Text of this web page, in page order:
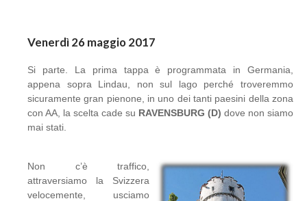
Venerdì 26 maggio 2017
Si parte. La prima tappa è programmata in Germania,
appena sopra Lindau, non sul lago perché troveremmo
sicuramente gran pienone, in uno dei tanti paesini della zona
con AA, la scelta cade su RAVENSBURG (D) dove non siamo
mai stati.
Non c’è traffico,
attraversiamo la Svizzera
velocemente, usciamo